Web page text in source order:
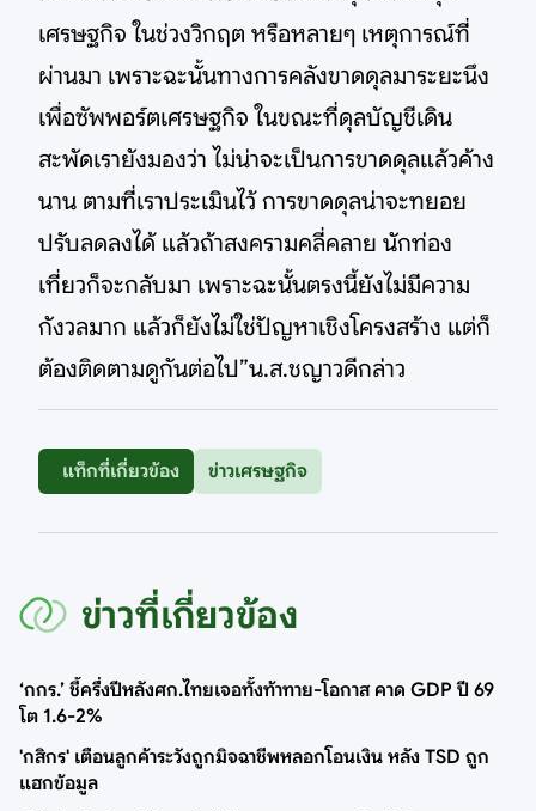
เศรษฐกิจ ในช่วงวิกฤต หรือหลายๆ เหตุการณ์ที่
ผ่านมา เพราะฉะนั้นทางการคลังขาดดุลมาระยะนึง
เพื่อซัพพอร์ตเศรษฐกิจ ในขณะที่ดุลบัญชีเดิน
สะพัดเรายังมองว่า ไม่น่าจะเป็นการขาดดุลแล้วค้าง
นาน ตามที่เราประเมินไว้ การขาดดุลน่าจะทยอย
ปรับลดลงได้ แล้วถ้าสงครามคลี่คลาย นักท่อง
เที่ยวก็จะกลับมา เพราะฉะนั้นตรงนี้ยังไม่มีความ
กังวลมาก แล้วก็ยังไม่ใช่ปัญหาเชิงโครงสร้าง แต่ก็
ต้องติดตามดูกันต่อไป”น.ส.ชญาวดีกล่าว
แท็กที่เกี่ยวข้อง ข่าวเศรษฐกิจ
ข่าวที่เกี่ยวข้อง
‘กกร.’ ชี้ครึ่งปีหลังศก.ไทยเจอทั้งท้าทาย-โอกาส คาด GDP ปี 69
โต 1.6-2%
'กสิกร' เตือนลูกค้าระวังถูกมิจฉาชีพหลอกโอนเงิน หลัง TSD ถูก
แฮกข้อมูล